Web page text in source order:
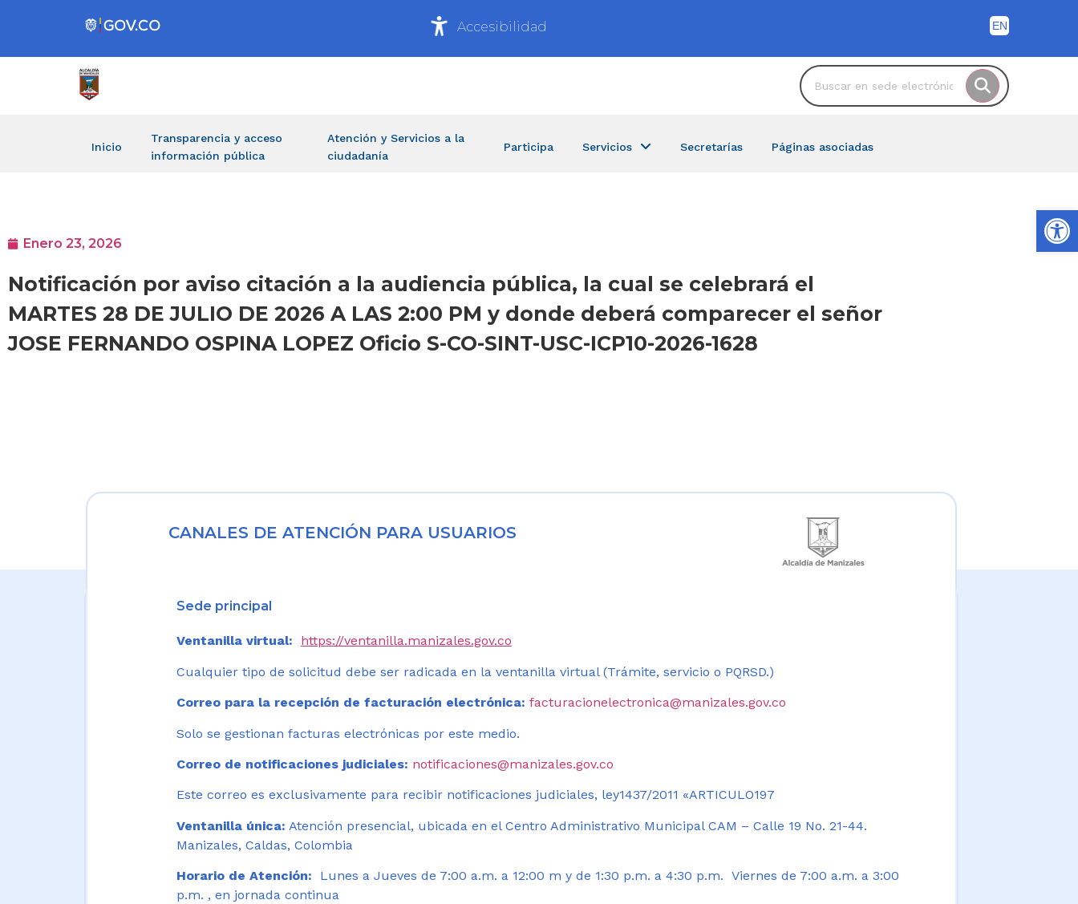
Accesibilidad
Inicio
Transparencia y acceso
información pública
Atención y Servicios a la
ciudadanía
Participa Servicios Secretarías Páginas asociadas
Enero 23, 2026
Notificación por aviso citación a la audiencia pública, la cual se celebrará el
MARTES 28 DE JULIO DE 2026 A LAS 2:00 PM y donde deberá comparecer el señor
JOSE FERNANDO OSPINA LOPEZ Oficio S-CO-SINT-USC-ICP10-2026-1628
CANALES DE ATENCIÓN PARA USUARIOS
Sede principal
Ventanilla virtual: https://ventanilla.manizales.gov.co
Cualquier tipo de solicitud debe ser radicada en la ventanilla virtual (Trámite, servicio o PQRSD.)
Correo para la recepción de facturación electrónica: facturacionelectronica@manizales.gov.co
Solo se gestionan facturas electrónicas por este medio.
Correo de notificaciones judiciales: notificaciones@manizales.gov.co
Este correo es exclusivamente para recibir notificaciones judiciales, ley1437/2011 «ARTICULO197
Ventanilla única: Atención presencial, ubicada en el Centro Administrativo Municipal CAM – Calle 19 No. 21-44.
Manizales, Caldas, Colombia
Horario de Atención:
Lunes a Jueves de 7:00 a.m. a 12:00 m y de 1:30 p.m. a 4:30 p.m. Viernes de 7:00 a.m. a 3:00
p.m. , en jornada continua